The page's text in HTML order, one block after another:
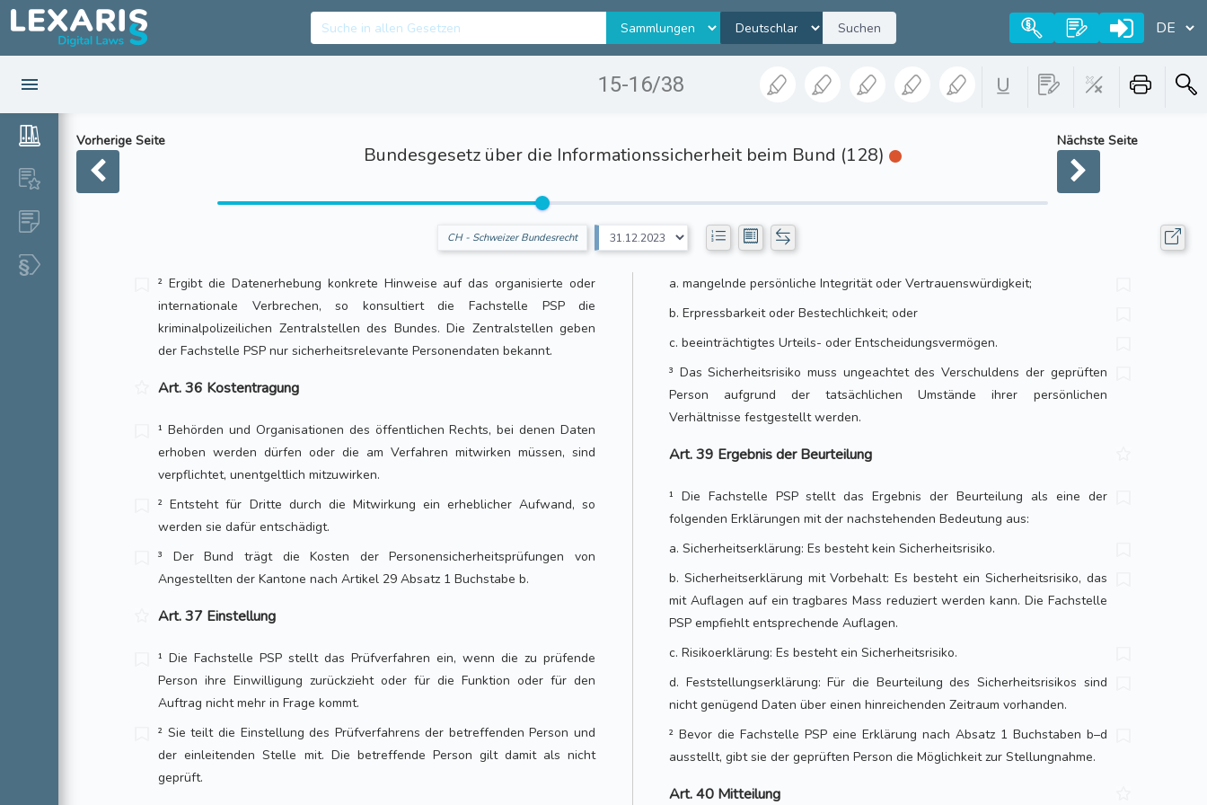
Suchen
15-16/38
Vorherige Seite
Bundesgesetz über die Informationssicherheit beim Bund (128)
Nächste Seite
CH - Schweizer Bundesrecht
² Ergibt die Datenerhebung konkrete Hinweise auf das organisierte oder
internationale Verbrechen, so konsultiert die Fachstelle PSP die
kriminalpolizeilichen Zentralstellen des Bundes. Die Zentralstellen geben
der Fachstelle PSP nur sicherheitsrelevante Personendaten bekannt.
Art. 36 Kostentragung
¹ Behörden und Organisationen des öffentlichen Rechts, bei denen Daten
erhoben werden dürfen oder die am Verfahren mitwirken müssen, sind
verpflichtet, unentgeltlich mitzuwirken.
² Entsteht für Dritte durch die Mitwirkung ein erheblicher Aufwand, so
werden sie dafür entschädigt.
³ Der Bund trägt die Kosten der Personensicherheitsprüfungen von
Angestellten der Kantone nach Artikel 29 Absatz 1 Buchstabe b.
Art. 37 Einstellung
¹ Die Fachstelle PSP stellt das Prüfverfahren ein, wenn die zu prüfende
Person ihre Einwilligung zurückzieht oder für die Funktion oder für den
Auftrag nicht mehr in Frage kommt.
² Sie teilt die Einstellung des Prüfverfahrens der betreffenden Person und
der einleitenden Stelle mit. Die betreffende Person gilt damit als nicht
geprüft.
a. mangelnde persönliche Integrität oder Vertrauenswürdigkeit;
b. Erpressbarkeit oder Bestechlichkeit; oder
c. beeinträchtigtes Urteils- oder Entscheidungsvermögen.
³ Das Sicherheitsrisiko muss ungeachtet des Verschuldens der geprüften
Person aufgrund der tatsächlichen Umstände ihrer persönlichen
Verhältnisse festgestellt werden.
Art. 39 Ergebnis der Beurteilung
¹ Die Fachstelle PSP stellt das Ergebnis der Beurteilung als eine der
folgenden Erklärungen mit der nachstehenden Bedeutung aus:
a. Sicherheitserklärung: Es besteht kein Sicherheitsrisiko.
b. Sicherheitserklärung mit Vorbehalt: Es besteht ein Sicherheitsrisiko, das
mit Auflagen auf ein tragbares Mass reduziert werden kann. Die Fachstelle
PSP empfiehlt entsprechende Auflagen.
c. Risikoerklärung: Es besteht ein Sicherheitsrisiko.
d. Feststellungserklärung: Für die Beurteilung des Sicherheitsrisikos sind
nicht genügend Daten über einen hinreichenden Zeitraum vorhanden.
² Bevor die Fachstelle PSP eine Erklärung nach Absatz 1 Buchstaben b–d
ausstellt, gibt sie der geprüften Person die Möglichkeit zur Stellungnahme.
Art. 40 Mitteilung